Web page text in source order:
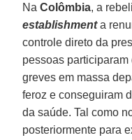
NaColômbia, a
establishment a
controle direto da
pessoas
greves em massa
feroz e conseguiram
da saúde. Tal como
posteriormente para